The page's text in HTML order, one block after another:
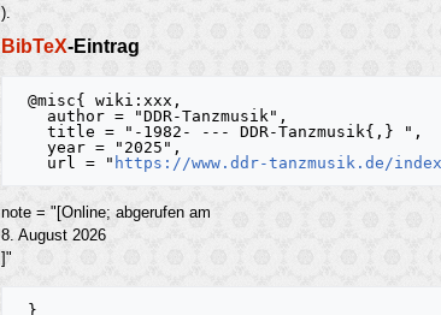
).
BibTeX-Eintrag
   url = "
https://www.ddr-tanzmusik.de/
note = "[Online; abgerufen am
8. August 2026
]"